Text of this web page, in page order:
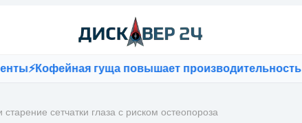
гуща повышает производительность бетона⚡
сетчатки глаза с риском остеопороза